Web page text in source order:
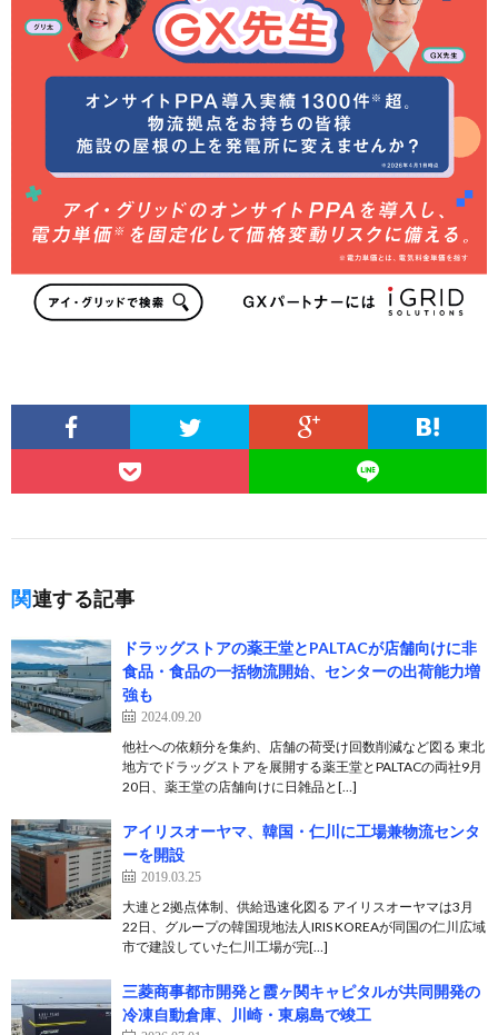
関連する記事
ドラッグストアの薬王堂とPALTACが店舗向けに非
食品・食品の一括物流開始、センターの出荷能力増
強も
2024.09.20
他社への依頼分を集約、店舗の荷受け回数削減など図る 東北
地方でドラッグストアを展開する薬王堂とPALTACの両社9月
20日、薬王堂の店舗向けに日雑品と[…]
アイリスオーヤマ、韓国・仁川に工場兼物流センタ
ーを開設
2019.03.25
大連と2拠点体制、供給迅速化図る アイリスオーヤマは3月
22日、グループの韓国現地法人IRIS KOREAが同国の仁川広域
市で建設していた仁川工場が完[…]
三菱商事都市開発と霞ヶ関キャピタルが共同開発の
冷凍自動倉庫、川崎・東扇島で竣工